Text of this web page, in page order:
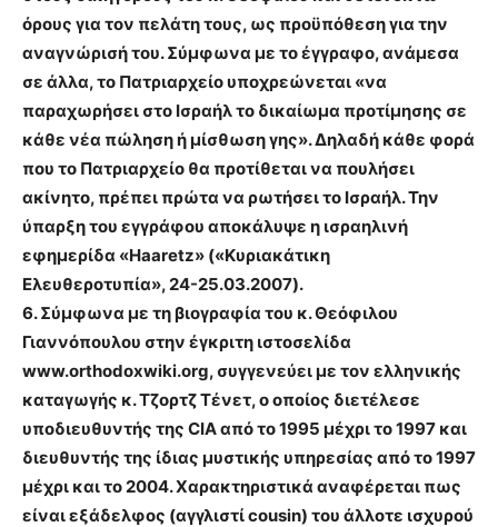
όρους για τον πελάτη τους, ως προϋπόθεση για την
αναγνώρισή του. Σύμφωνα με το έγγραφο, ανάμεσα
σε άλλα, το Πατριαρχείο υποχρεώνεται «να
παραχωρήσει στο Ισραήλ το δικαίωμα προτίμησης σε
κάθε νέα πώληση ή μίσθωση γης». Δηλαδή κάθε φορά
που το Πατριαρχείο θα προτίθεται να πουλήσει
ακίνητο, πρέπει πρώτα να ρωτήσει το Ισραήλ. Την
ύπαρξη του εγγράφου αποκάλυψε η ισραηλινή
εφημερίδα «Haaretz» («Κυριακάτικη
Ελευθεροτυπία», 24-25.03.2007).
6. Σύμφωνα με τη βιογραφία του κ. Θεόφιλου
Γιαννόπουλου στην έγκριτη ιστοσελίδα
www.orthodoxwiki.org, συγγενεύει με τον ελληνικής
καταγωγής κ. Τζορτζ Τένετ, ο οποίος διετέλεσε
υποδιευθυντής της CIA από το 1995 μέχρι το 1997 και
διευθυντής της ίδιας μυστικής υπηρεσίας από το 1997
μέχρι και το 2004. Χαρακτηριστικά αναφέρεται πως
είναι εξάδελφος (αγγλιστί cousin) του άλλοτε ισχυρού